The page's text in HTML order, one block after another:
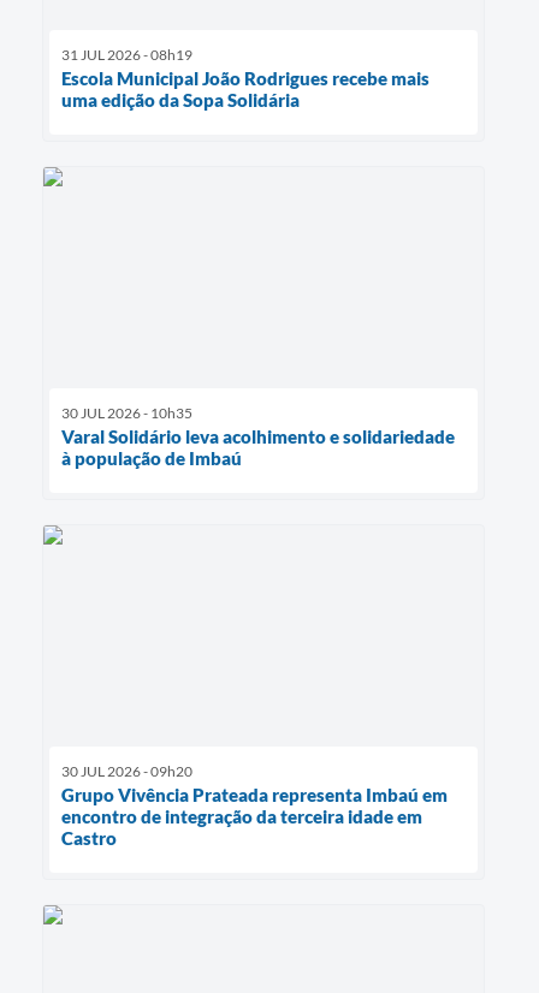
31 JUL 2026 - 08h19
Escola Municipal João Rodrigues recebe mais
uma edição da Sopa Solidária
30 JUL 2026 - 10h35
Varal Solidário leva acolhimento e solidariedade
à população de Imbaú
30 JUL 2026 - 09h20
Grupo Vivência Prateada representa Imbaú em
encontro de integração da terceira idade em
Castro